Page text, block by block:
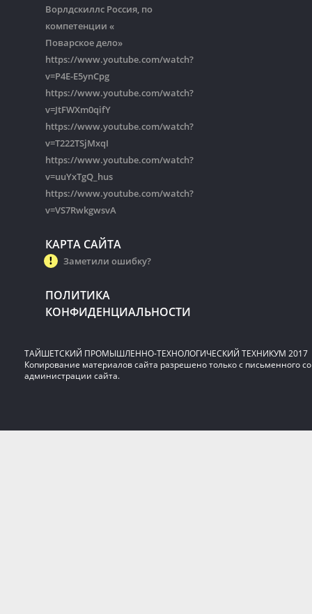
Ворлдскиллс Россия, по
компетенции «
Поварское дело»
https://www.youtube.com/watch?
v=P4E-E5ynCpg
https://www.youtube.com/watch?
v=JtFWXm0qifY
https://www.youtube.com/watch?
v=T222TSjMxqI
https://www.youtube.com/watch?
v=uuYxTgQ_hus
https://www.youtube.com/watch?
v=VS7RwkgwsvA
КАРТА САЙТА
Заметили ошибку?
ПОЛИТИКА
КОНФИДЕНЦИАЛЬНОСТИ
ТАЙШЕТСКИЙ ПРОМЫШЛЕННО-ТЕХНОЛОГИЧЕСКИЙ ТЕХНИКУМ 2017
Копирование материалов сайта разрешено только с письменного
администрации сайта.